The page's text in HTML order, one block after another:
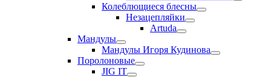
Колеблющиеся блесны
Незацепляйки
Artuda
Мандулы
Мандулы Игоря Кудинова
Поролоновые
JIG IT